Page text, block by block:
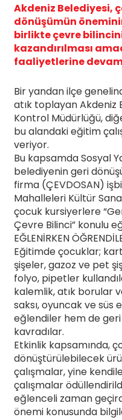
Akdeniz Belediyesi,
dönüşümün
birlikte çevre
kazandırılması
faaliyetlerine
Bir yandan ilçe
atık toplayan Akdeniz
Kontrol Müdürlüğü,
bu alandaki eğitim
veriyor.
Bu kapsamda Sosyal
belediyenin geri
firma (ÇEVDOSAN)
Mahalleleri Kültür
çocuk kursiyerlere
Çevre Bilinci” konulu
EĞLENİRKEN
Eğitimde çocuklar;
şişeler, gazoz ve pet
folyo, pipetler
kalemlik, atık borular
saksı, oyuncak ve süs
eğlendiler hem de
kavradılar.
Etkinlik kapsamında,
dönüştürülebilecek
çalışmalar, yine
çalışmalar
eğlenceli zaman
önemi konusunda